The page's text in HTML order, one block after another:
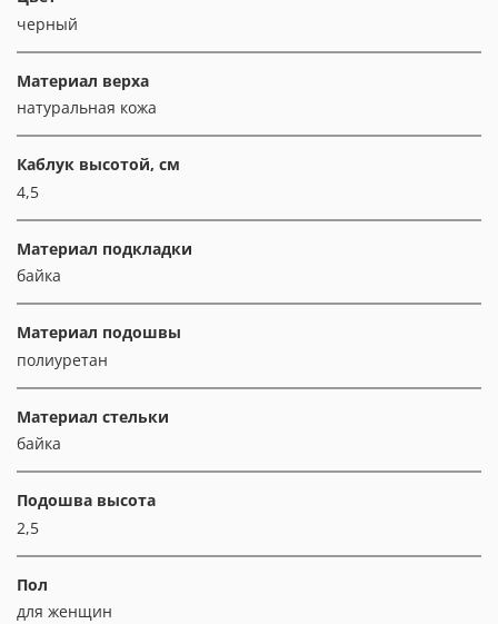
черный
Материал верха
натуральная кожа
Каблук высотой, см
4,5
Материал подкладки
байка
Материал подошвы
полиуретан
Материал стельки
байка
Подошва высота
2,5
Пол
для женщин